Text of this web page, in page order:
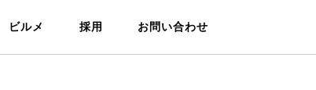
ビルメ 採用 お問い合わせ